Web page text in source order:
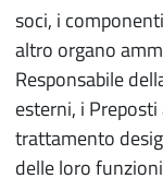
soci, i
altro organo
Responsabile
esterni, i
trattamento
delle loro